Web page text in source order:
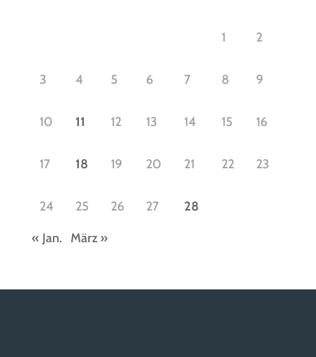
1 2
3 4 5 6 7 8 9
10 11 12 13 14 15 16
17 18 19 20 21 22 23
24 25 26 27 28
« Jan. März »